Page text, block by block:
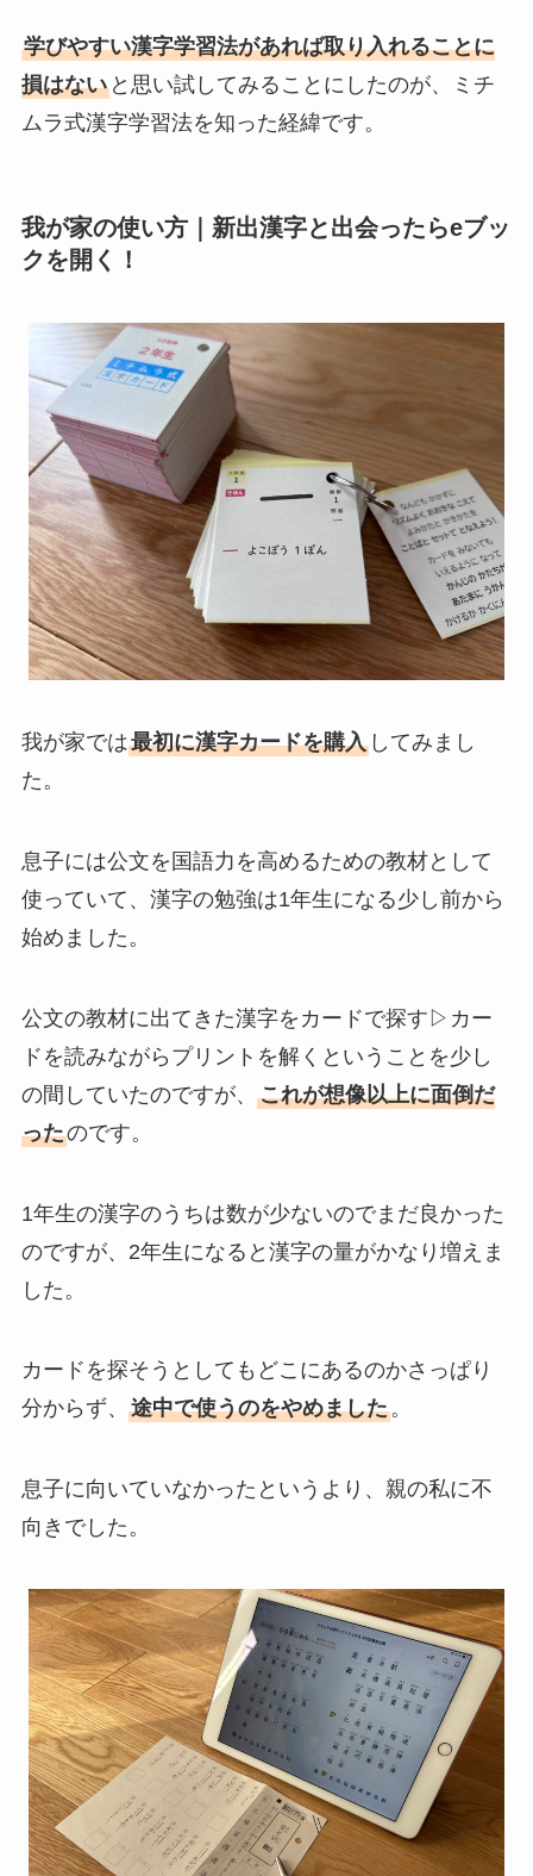
学びやすい漢字学習法があれば取り入れることに
損はないと思い試してみることにしたのが、ミチ
ムラ式漢字学習法を知った経緯です。
我が家の使い方｜新出漢字と出会ったらeブッ
クを開く！
我が家では最初に漢字カードを購入してみまし
た。
息子には公文を国語力を高めるための教材として
使っていて、漢字の勉強は1年生になる少し前から
始めました。
公文の教材に出てきた漢字をカードで探す▷カー
ドを読みながらプリントを解くということを少し
の間していたのですが、 これが想像以上に面倒だ
ったのです。
1年生の漢字のうちは数が少ないのでまだ良かった
のですが、2年生になると漢字の量がかなり増えま
した。
カードを探そうとしてもどこにあるのかさっぱり
分からず、 途中で使うのをやめました。
息子に向いていなかったというより、親の私に不
向きでした。